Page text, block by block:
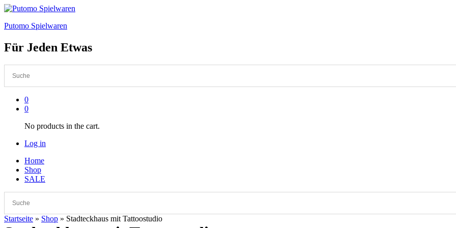
Putomo Spielwaren
Für Jeden Etwas
0
0
No products in the cart.
Log in
Home
Shop
SALE
Startseite » Shop » Stadteckhaus mit Tattoostudio